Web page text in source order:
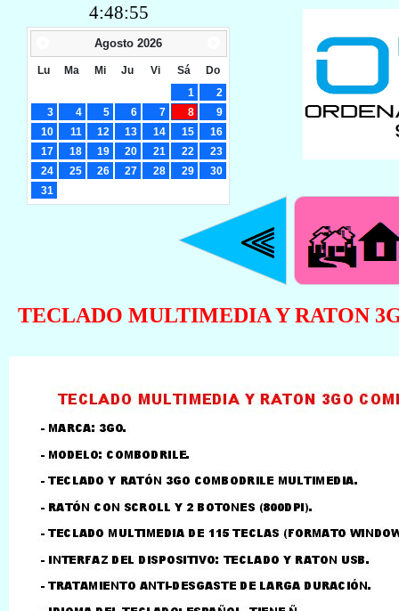
LLAMAR AL TELEFONO
957156032
626246281
TECLADO MULTIMEDIA Y RATON
4:48:56
Agosto 2026
Lu Ma Mi Ju Vi Sá
Do
1
2
3
4 5 6 7 8
9
10
11 12 13 14 15
16
17
18 19 20 21 22
23
24
25 26 27 28 29
30
31